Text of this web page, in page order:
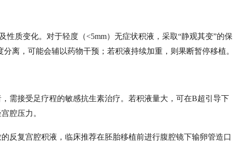
性质变化。对于轻度（<5mm）无症状积液，采取“静观其变”的保
离，可能会辅以药物干预；若积液持续加重，则果断暂停移植。
需接受足疗程的敏感抗生素治疗。若积液量大，可在B超引导下
腔压力。
反复宫腔积液，临床推荐在胚胎移植前进行腹腔镜下输卵管造口